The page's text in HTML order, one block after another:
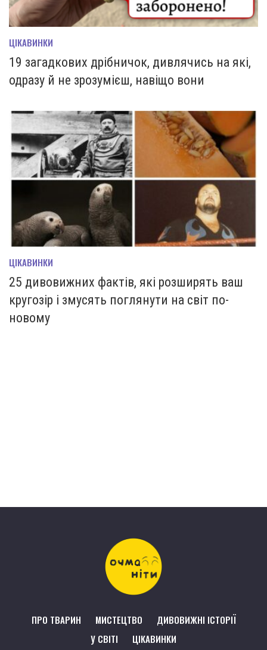
ЦІКАВИНКИ
19 загадкових дрібничок, дивлячись на які,
одразу й не зрозумієш, навіщо вони
ЦІКАВИНКИ
25 дивовижних фактів, які розширять ваш
кругозір і змусять поглянути на світ по-
новому
ПРО ТВАРИН МИСТЕЦТВО
ДИВОВИЖНІ ІСТОРІЇ
У СВІТІ
ЦІКАВИНКИ